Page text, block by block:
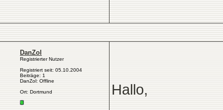
DanZol
Registrierter Nutzer
Registriert seit: 05.10.2004
Beiträge: 1
DanZol: Offline
Ort: Dortmund
Hallo,